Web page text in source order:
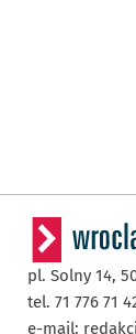
pl. Solny 14,
tel. 71 776 71
e-mail: